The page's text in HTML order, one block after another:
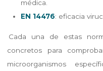
médica.
EN 14476: eficacia
Cada una de estas
concretos para
microorganismos